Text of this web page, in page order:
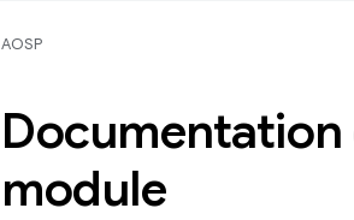
AOSP
module